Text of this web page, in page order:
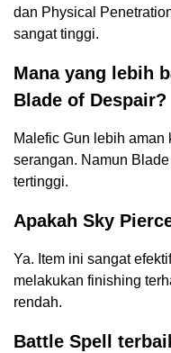
dan Physical
sangat tinggi.
Mana yang lebih
Blade of Despair?
Malefic Gun lebih
serangan. Namun
tertinggi.
Apakah Sky
Ya. Item ini sangat
melakukan finishing
rendah.
Battle Spell